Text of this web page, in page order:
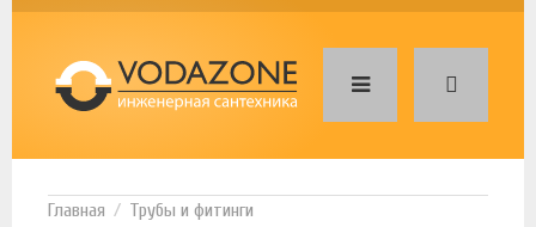
Трубы и фитинги